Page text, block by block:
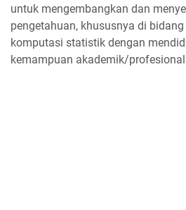
untuk mengembangkan dan
pengetahuan, khususnya di
komputasi statistik dengan
kemampuan akademik/